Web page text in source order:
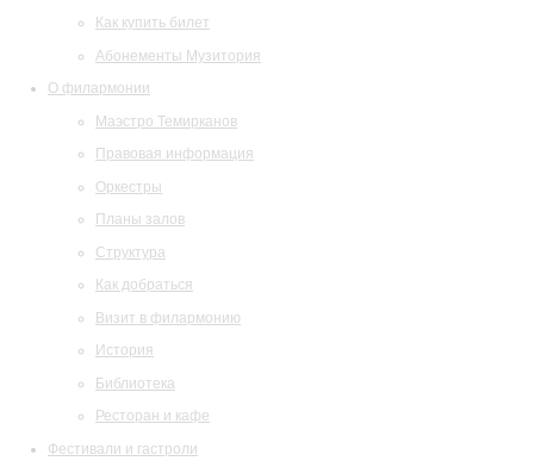
Как купить билет
Абонементы Музитория
О филармонии
Маэстро Темирканов
Правовая информация
Оркестры
Планы залов
Структура
Как добраться
Визит в филармонию
История
Библиотека
Ресторан и кафе
Фестивали и гастроли